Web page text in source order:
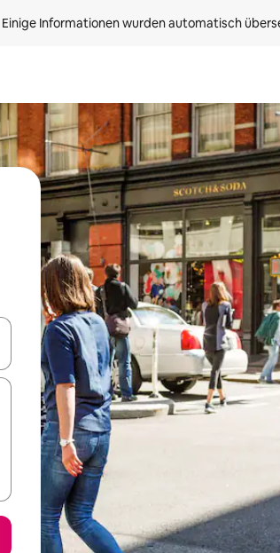
Einige Informationen wurden automatisch
nach oben und unten oder erkunde